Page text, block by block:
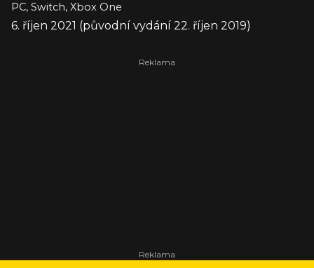
PC, Switch, Xbox One
6. říjen 2021 (původní vydání 22. říjen 2019)